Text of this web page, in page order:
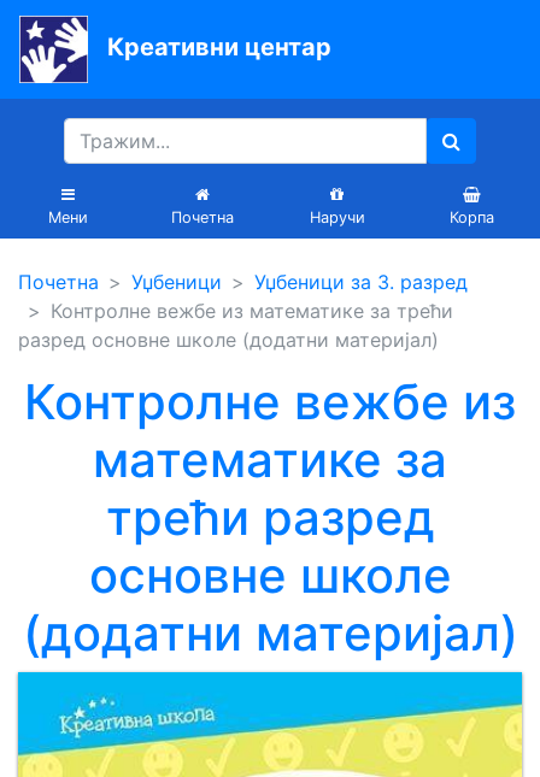
Креативни центар
Мени Почетна Наручи Корпа
Почетна
Књиге
Уџбеници
вртиће
Лектира
Акције
Latinica
налог
Почетна Уџбеници
Уџбеници за 3. разред
Контролне вежбе из математике за трећи
разред основне школе (додатни материјал)
Контролне вежбе из
математике за
трећи разред
основне школе
(додатни материјал)